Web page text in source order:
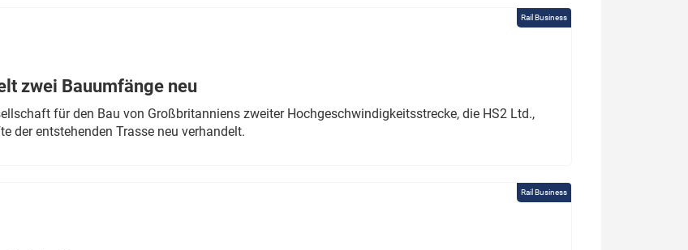
Rail Business
zwei Bauumfänge neu
für den Bau von Großbritanniens zweiter Hochgeschwindigkeitsstrecke, die HS2 Ltd.,
der entstehenden Trasse neu verhandelt.
Rail Business